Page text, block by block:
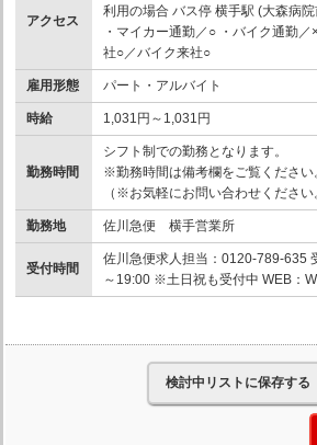
アクセス
利用の場合 バス停 横手駅 (大森病
・マイカー通勤／○ ・バイク通勤
社○／バイク来社○
雇用形態 パート・アルバイト
時給 1,031円～1,031円
勤務時間
シフト制での勤務となります。
※勤務時間は備考欄をご覧くださ
（※お気軽にお問い合わせください
勤務地 佐川急便 横手営業所
受付時間
佐川急便求人担当：0120-789-635
～19:00 ※土日祝も受付中 WEB：
検討中リストに保存する